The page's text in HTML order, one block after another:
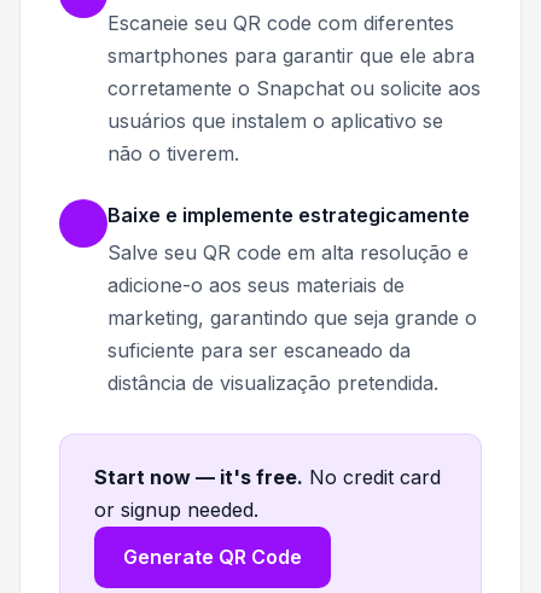
Escaneie seu QR code com diferentes
smartphones para garantir que ele abra
corretamente o Snapchat ou solicite aos
usuários que instalem o aplicativo se
não o tiverem.
Baixe e implemente estrategicamente
Salve seu QR code em alta resolução e
adicione-o aos seus materiais de
marketing, garantindo que seja grande o
suficiente para ser escaneado da
distância de visualização pretendida.
Start now — it's free. No credit card
or signup needed.
Generate QR Code